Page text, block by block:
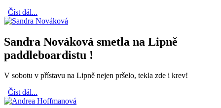
Číst dál...
Sandra Nováková smetla na Lipně
paddleboardistu !
V sobotu v přístavu na Lipně nejen pršelo, tekla zde i krev!
Číst dál...